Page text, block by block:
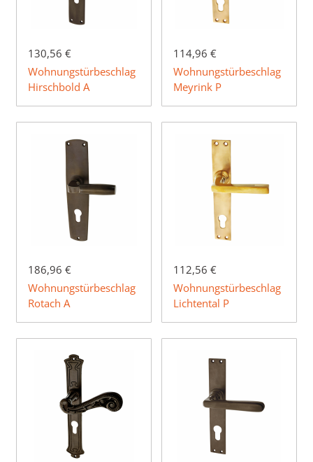
130,56 €
Wohnungstürbeschlag
Hirschbold A
114,96 €
Wohnungstürbeschlag
Meyrink P
186,96 €
Wohnungstürbeschlag
Rotach A
112,56 €
Wohnungstürbeschlag
Lichtental P